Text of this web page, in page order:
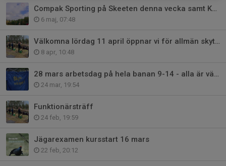
Compak Sporting på Skeeten denna vecka samt KT Jägartrap på lördag
6 maj, 07:48
Välkomna lördag 11 april öppnar vi för allmän skytte för säsongen
8 apr, 10:48
28 mars arbetsdag på hela banan 9-14 - alla är välkomna!
24 mar, 19:54
Funktionärsträff
24 feb, 19:59
Jägarexamen kursstart 16 mars
22 feb, 20:12